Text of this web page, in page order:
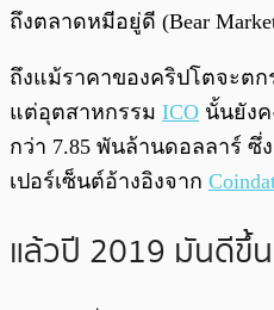
ถึงตลาดหมีอยู่ดี (Bear
ถึงแม้ราคาของคริปโตจะตก
แต่อุตสาหกรรม ICO นั้นยังค
กว่า 7.85 พันล้านดอลลาร์ ซึ่
เปอร์เซ็นต์อ้างอิงจาก
แล้วปี 2019 มันดีขึ้